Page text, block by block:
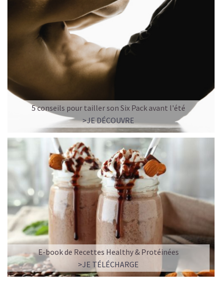
5 conseils pour tailler son Six Pack avant l'été
>JE DÉCOUVRE
E-book de Recettes Healthy & Protéinées
>JE TÉLÉCHARGE